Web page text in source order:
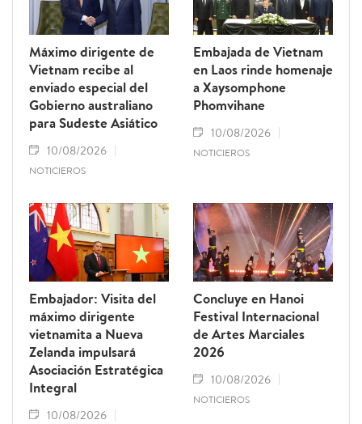
Máximo dirigente de
Vietnam recibe al
enviado especial del
Gobierno australiano
para Sudeste Asiático
10/08/2026
NOTICIEROS
Embajada de Vietnam
en Laos rinde homenaje
a Xaysomphone
Phomvihane
10/08/2026
NOTICIEROS
Embajador: Visita del
máximo dirigente
vietnamita a Nueva
Zelanda impulsará
Asociación Estratégica
Integral
10/08/2026
Concluye en Hanoi
Festival Internacional
de Artes Marciales
2026
10/08/2026
NOTICIEROS